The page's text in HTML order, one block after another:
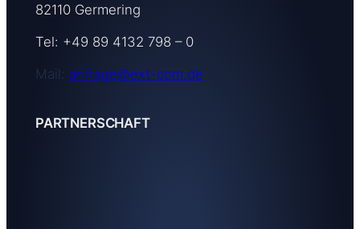
82110 Germering
Tel: +49 89 4132 798 – 0
Mail: anfrage@ext-com.de
PARTNERSCHAFT